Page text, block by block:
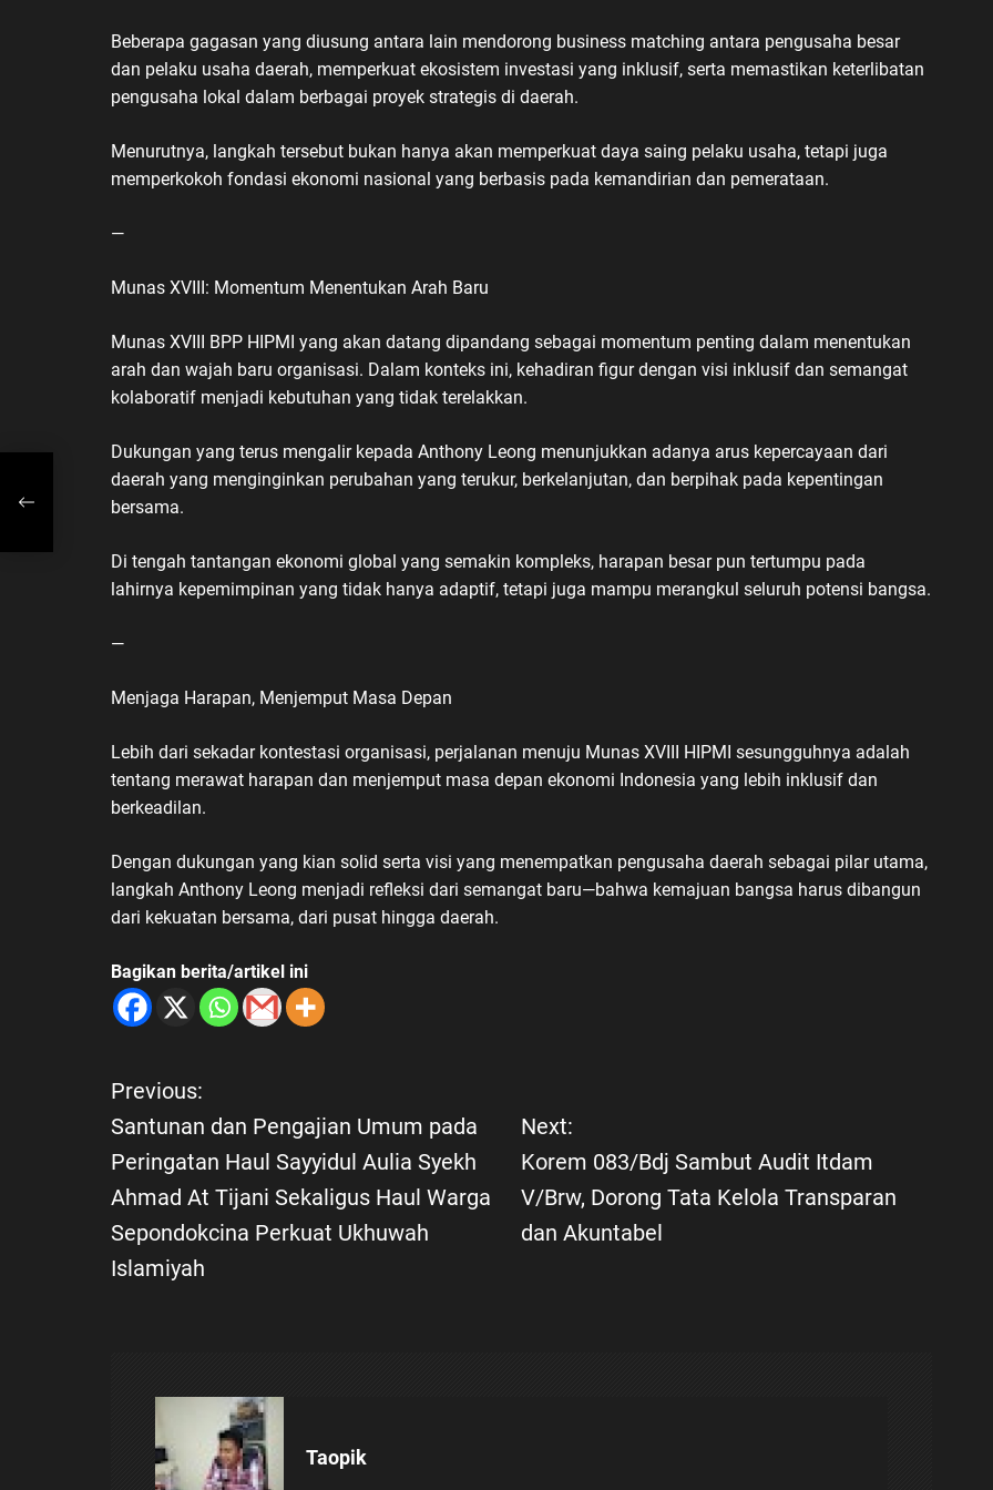
Beberapa gagasan yang diusung antara lain mendorong business matching antara pengusaha besar
dan pelaku usaha daerah, memperkuat ekosistem investasi yang inklusif, serta memastikan keterlibatan
pengusaha lokal dalam berbagai proyek strategis di daerah.
Menurutnya, langkah tersebut bukan hanya akan memperkuat daya saing pelaku usaha, tetapi juga
memperkokoh fondasi ekonomi nasional yang berbasis pada kemandirian dan pemerataan.
—
Munas XVIII: Momentum Menentukan Arah Baru
Munas XVIII BPP HIPMI yang akan datang dipandang sebagai momentum penting dalam menentukan
arah dan wajah baru organisasi. Dalam konteks ini, kehadiran figur dengan visi inklusif dan semangat
kolaboratif menjadi kebutuhan yang tidak terelakkan.
Dukungan yang terus mengalir kepada Anthony Leong menunjukkan adanya arus kepercayaan dari
daerah yang menginginkan perubahan yang terukur, berkelanjutan, dan berpihak pada kepentingan
bersama.
Di tengah tantangan ekonomi global yang semakin kompleks, harapan besar pun tertumpu pada
lahirnya kepemimpinan yang tidak hanya adaptif, tetapi juga mampu merangkul seluruh potensi bangsa.
—
Menjaga Harapan, Menjemput Masa Depan
Lebih dari sekadar kontestasi organisasi, perjalanan menuju Munas XVIII HIPMI sesungguhnya adalah
tentang merawat harapan dan menjemput masa depan ekonomi Indonesia yang lebih inklusif dan
berkeadilan.
Dengan dukungan yang kian solid serta visi yang menempatkan pengusaha daerah sebagai pilar utama,
langkah Anthony Leong menjadi refleksi dari semangat baru—bahwa kemajuan bangsa harus dibangun
dari kekuatan bersama, dari pusat hingga daerah.
Bagikan berita/artikel ini
N
a
v
i
Previous:
Santunan dan Pengajian Umum pada
Peringatan Haul Sayyidul Aulia Syekh
Ahmad At Tijani Sekaligus Haul Warga
Sepondokcina Perkuat Ukhuwah
Islamiyah
Next:
Korem 083/Bdj Sambut Audit Itdam
V/Brw, Dorong Tata Kelola Transparan
dan Akuntabel
Taopik